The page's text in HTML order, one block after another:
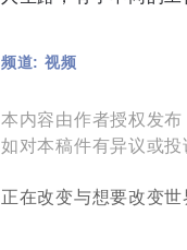
频道: 视频
本内容由作者授权发布
如对本稿件有异议或
正在改变与想要改变世